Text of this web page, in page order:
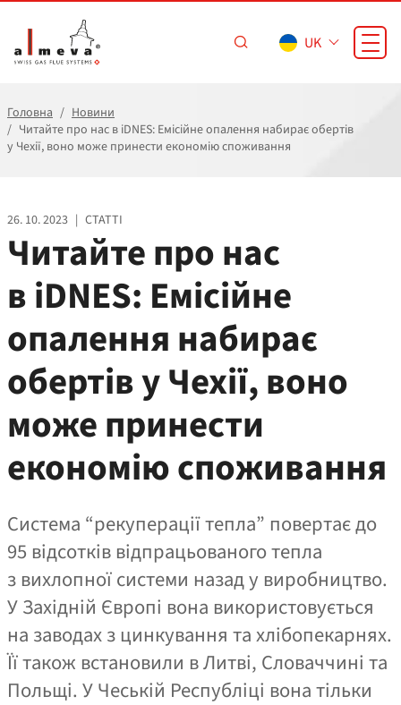
UK
Головна
Новини
Читайте про нас в iDNES: Емісійне опалення набирає обертів
у Чехії, воно може принести економію споживання
26. 10. 2023 | СТАТТІ
Читайте про нас
в iDNES: Емісійне
опалення набирає
обертів у Чехії, воно
може принести
економію споживання
Система “рекуперації тепла” повертає до
95 відсотків відпрацьованого тепла
з вихлопної системи назад у виробництво.
У Західній Європі вона використовується
на заводах з цинкування та хлібопекарнях.
Її також встановили в Литві, Словаччині та
Польщі. У Чеській Республіці вона тільки